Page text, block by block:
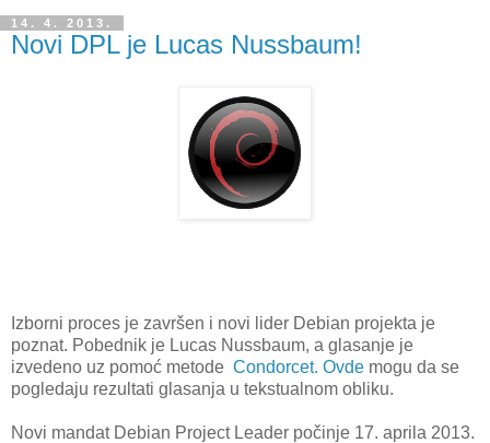
14. 4. 2013.
Novi DPL je Lucas Nussbaum!
Izborni proces je završen i novi lider Debian projekta je
poznat. Pobednik je Lucas Nussbaum, a glasanje je
izvedeno uz pomoć metode Condorcet. Ovde mogu da se
pogledaju rezultati glasanja u tekstualnom obliku.
Novi mandat Debian Project Leader počinje 17. aprila 2013.